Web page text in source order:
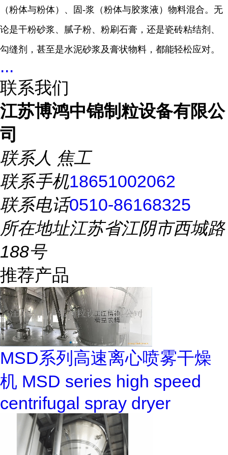
（粉体与粉体）、固-浆（粉体与胶浆液）物料混合。无
论是干粉砂浆、腻子粉、粉刷石膏，还是瓷砖粘结剂、
勾缝剂，甚至是水泥砂浆及膏状物料，都能轻松应对。
...
联系我们
江苏博鸿中锦制粒设备有限公
司
联系人 焦工
联系手机18651002062
联系电话0510-86168325
所在地址江苏省江阴市西城路
188号
推荐产品
MSD系列高速离心喷雾干燥
机 MSD series high speed
centrifugal spray dryer